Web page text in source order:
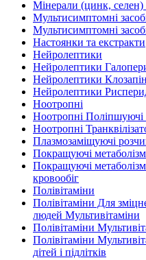
Мінерали (цинк,
Мультисимптомні
Мультисимптомні
Настоянки та екстракти
Нейролептики
Нейролептики
Нейролептики Клозапін
Нейролептики
Ноотропні
Ноотропні Поліпшуючі
Ноотропні
Плазмозаміщуючі
Покращуючі метаболізм
Покращуючі
кровообіг
Полівітаміни
Полівітаміни Для
людей Мультивітаміни
Полівітаміни
Полівітаміни
дітей і підлітків